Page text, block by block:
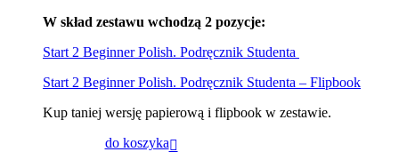
W skład zestawu wchodzą 2 pozycje:
Start 2 Beginner Polish. Podręcznik Studenta
Start 2 Beginner Polish. Podręcznik Studenta – Flipbook
Kup taniej wersję papierową i flipbook w zestawie.
do koszyka